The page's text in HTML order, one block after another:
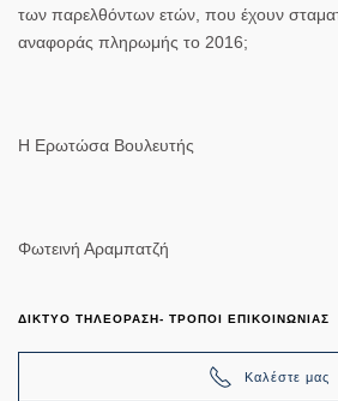
των παρελθόντων ετών, που έχουν
αναφοράς πληρωμής το 2016;
Η Ερωτώσα Βουλευτής
Φωτεινή Αραμπατζή
ΔΙΚΤΥΟ ΤΗΛΕΟΡΑΣΗ- ΤΡΟΠΟΙ ΕΠΙΚΟΙΝΩΝΙΑΣ
Καλέστε μας